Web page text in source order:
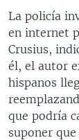
La policía
en internet
Crusius,
él, el autor
hispanos
que podría
suponer